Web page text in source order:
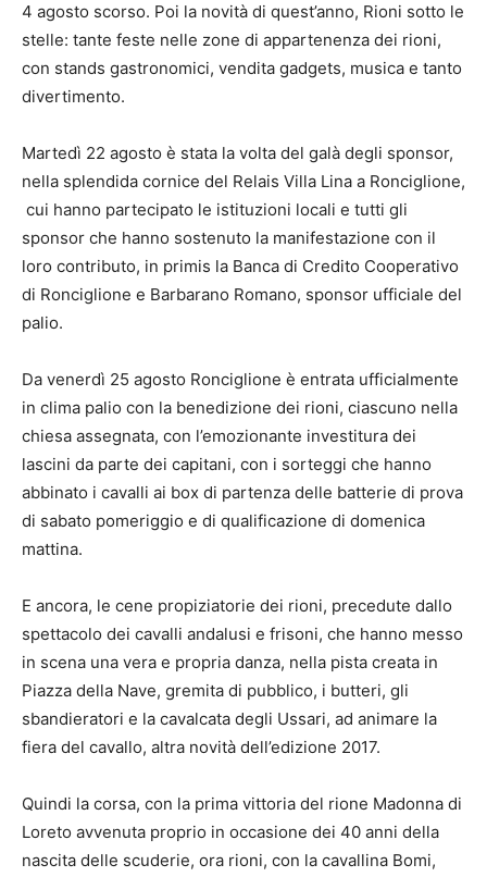
4 agosto scorso. Poi la novità di quest’anno, Rioni sotto le
stelle: tante feste nelle zone di appartenenza dei rioni,
con stands gastronomici, vendita gadgets, musica e tanto
divertimento.
Martedì 22 agosto è stata la volta del galà degli sponsor,
nella splendida cornice del Relais Villa Lina a Ronciglione,
cui hanno partecipato le istituzioni locali e tutti gli
sponsor che hanno sostenuto la manifestazione con il
loro contributo, in primis la Banca di Credito Cooperativo
di Ronciglione e Barbarano Romano, sponsor ufficiale del
palio.
Da venerdì 25 agosto Ronciglione è entrata ufficialmente
in clima palio con la benedizione dei rioni, ciascuno nella
chiesa assegnata, con l’emozionante investitura dei
lascini da parte dei capitani, con i sorteggi che hanno
abbinato i cavalli ai box di partenza delle batterie di prova
di sabato pomeriggio e di qualificazione di domenica
mattina.
E ancora, le cene propiziatorie dei rioni, precedute dallo
spettacolo dei cavalli andalusi e frisoni, che hanno messo
in scena una vera e propria danza, nella pista creata in
Piazza della Nave, gremita di pubblico, i butteri, gli
sbandieratori e la cavalcata degli Ussari, ad animare la
fiera del cavallo, altra novità dell’edizione 2017.
Quindi la corsa, con la prima vittoria del rione Madonna di
Loreto avvenuta proprio in occasione dei 40 anni della
nascita delle scuderie, ora rioni, con la cavallina Bomi,